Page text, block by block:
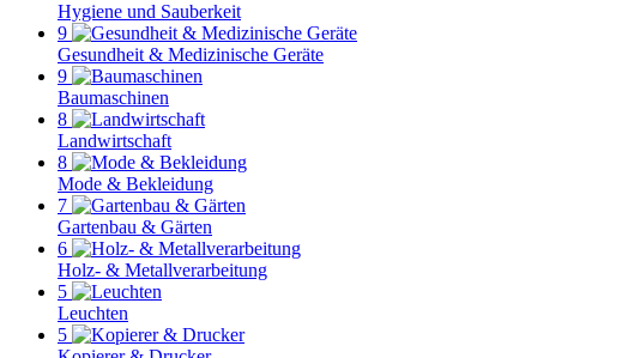
Hygiene und Sauberkeit
9
Gesundheit & Medizinische Geräte
9
Baumaschinen
8
Landwirtschaft
8
Mode & Bekleidung
7
Gartenbau & Gärten
6
Holz- & Metallverarbeitung
5
Leuchten
5